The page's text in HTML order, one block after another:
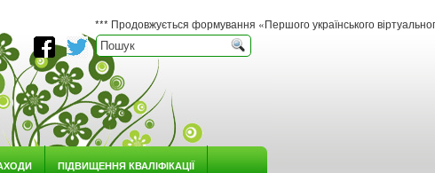
*** Продовжується формування «Першого українського віртуального
ПІДВИЩЕННЯ КВАЛІФІКАЦІЇ